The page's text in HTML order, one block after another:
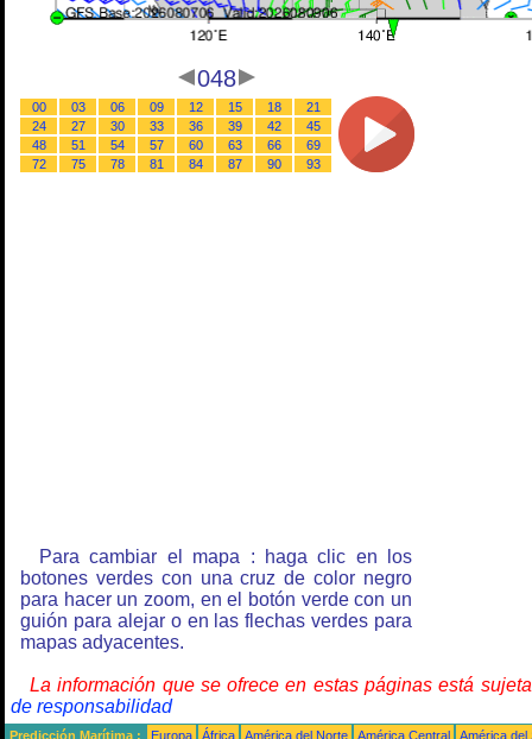
048
00 03 06 09 12 15 18
21
24
27 30 33 36 39 42
45
48
51 54 57 60 63 66
69
72
75 78 81 84 87 90 93
Para cambiar el mapa : haga clic en los
botones verdes con una cruz de color negro
para hacer un zoom, en el botón verde con un
guión para alejar o en las flechas verdes para
mapas adyacentes.
La información que se ofrece en estas páginas está
de responsabilidad
Predicción Marítima : Europa África América del Norte América Central
América del